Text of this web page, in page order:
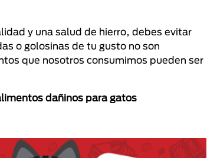
y una salud de hierro, debes evitar
o golosinas de tu gusto no son
que nosotros consumimos pueden ser
dañinos para gatos